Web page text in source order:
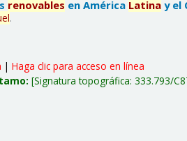
renovables en América Latina y el
.
|Haga clic para acceso en línea
Signatura topográfica:333.793/